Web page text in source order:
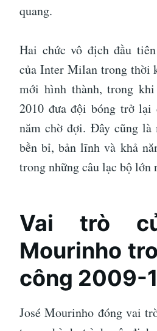
quang.
Hai chức vô địch đầu
của Inter Milan trong thời
mới hình thành, trong
2010 đưa đội bóng trở lại
năm chờ đợi. Đây cũng là
bền bỉ, bản lĩnh và khả
trong những câu lạc bộ lớn
Vai trò
Mourinho
công 2009-
José Mourinho đóng vai